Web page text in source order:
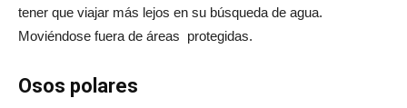
tener que viajar más lejos en su búsqueda de agua.
Moviéndose fuera de áreas protegidas.
Osos polares